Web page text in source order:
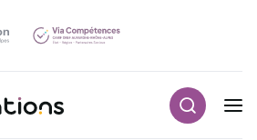
Navigation principale